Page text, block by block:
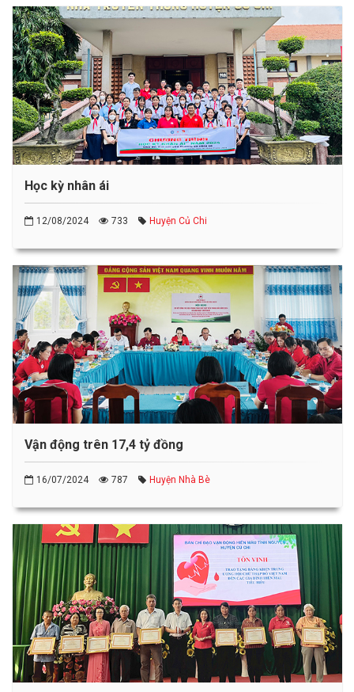
Học kỳ nhân ái
12/08/2024 733 Huyện Củ Chi
Vận động trên 17,4 tỷ đồng
16/07/2024 787 Huyện Nhà Bè